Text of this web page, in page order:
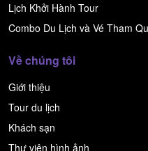
Lịch Khởi Hành Tour
Combo Du Lịch và Vé Tham
Về chúng tôi
Giới thiệu
Tour du lịch
Khách sạn
Thư viện hình ảnh